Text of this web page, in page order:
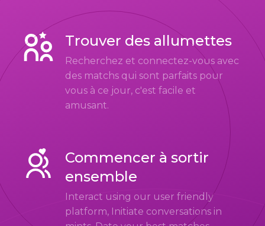
Trouver des allumettes
Recherchez et connectez-vous avec
des matchs qui sont parfaits pour
vous à ce jour, c'est facile et
amusant.
Commencer à sortir
ensemble
Interact using our user friendly
platform, Initiate conversations in